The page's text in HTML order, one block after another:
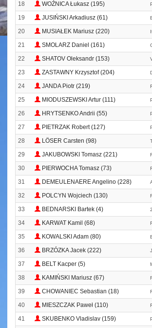
18 WOŹNICA Łukasz (195)
19 JUSIŃSKI Arkadiusz (61)
20 MUSIAŁEK Mariusz (220)
21 SMOLARZ Daniel (161)
22 SHATOV Oleksandr (153)
23 ZASTAWNY Krzysztof (204)
24 JANDA Piotr (219)
25 MIODUSZEWSKI Artur (111)
26 HRYTSENKO Andrii (55)
27 PIETRZAK Robert (127)
28 LÖSER Carsten (98)
29 JAKUBOWSKI Tomasz (221)
30 PIERWOCHA Tomasz (73)
31 DEMEULENAERE Angelino (228)
32 POLCYN Wojciech (130)
33 BEDNARSKI Bartek (4)
34 KARWAT Kamil (68)
35 KOWALSKI Adam (80)
36 BRZÓZKA Jacek (222)
37 BELT Kacper (5)
38 KAMIŃSKI Mariusz (67)
39 CHOWANIEC Sebastian (18)
40 MIESZCZAK Paweł (110)
41 SKUBENKO Vladislav (159)